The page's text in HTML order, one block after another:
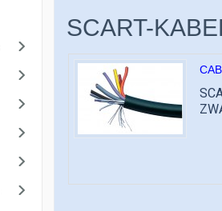
SCART-